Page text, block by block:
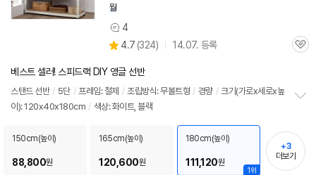
월
상
품
견
4
별
점
4.7 (상
리
뷰
324) 14.07. 등록
관
베스트 셀러! 스피드랙 DIY 앵글 선반
스탠드 선반 / 5단 / 프레임: 철제 / 조립방식: 무볼트형 / 경량 / 크기(가로x세로x높
이): 120x40x180cm / 색상: 화이트, 블랙
치
기
150cm(높이)
88,800원
165cm(높이)
120,600원
1위
180cm(높이)
111,120원
+3
더보기